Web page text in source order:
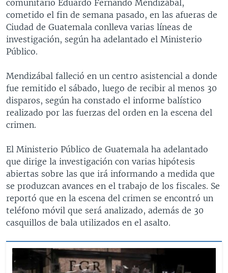
comunitario Eduardo Fernando Mendizábal,
cometido el fin de semana pasado, en las afueras de
Ciudad de Guatemala conlleva varias líneas de
investigación, según ha adelantado el Ministerio
Público.
Mendizábal falleció en un centro asistencial a donde
fue remitido el sábado, luego de recibir al menos 30
disparos, según ha constado el informe balístico
realizado por las fuerzas del orden en la escena del
crimen.
El Ministerio Público de Guatemala ha adelantado
que dirige la investigación con varias hipótesis
abiertas sobre las que irá informando a medida que
se produzcan avances en el trabajo de los fiscales. Se
reportó que en la escena del crimen se encontró un
teléfono móvil que será analizado, además de 30
casquillos de bala utilizados en el asalto.